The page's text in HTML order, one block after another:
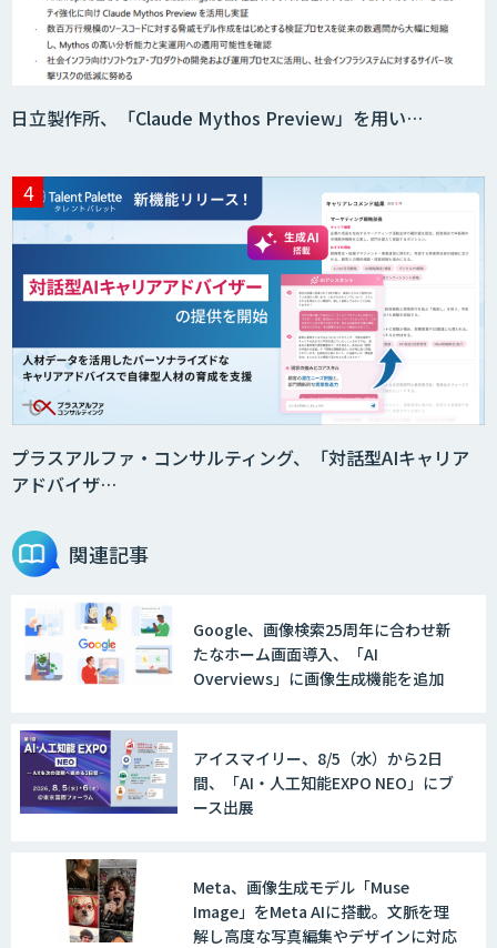
日立製作所、「Claude Mythos Preview」を用い…
プラスアルファ・コンサルティング、「対話型AIキャリア
アドバイザ…
関連記事
Google、画像検索25周年に合わせ新
たなホーム画面導入、「AI
Overviews」に画像生成機能を追加
アイスマイリー、8/5（水）から2日
間、「AI・人工知能EXPO NEO」にブ
ース出展
Meta、画像生成モデル「Muse
Image」をMeta AIに搭載。文脈を理
解し高度な写真編集やデザインに対応